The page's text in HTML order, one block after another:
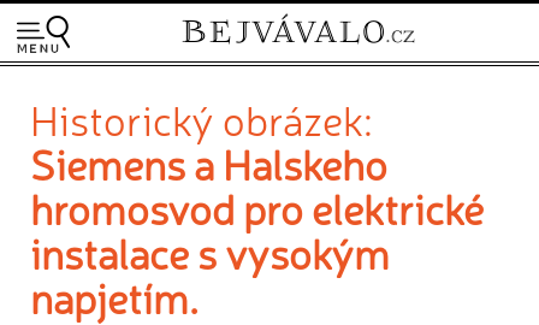
Historický obrázek:
Siemens a Halskeho
hromosvod pro elektrické
instalace s vysokým
napjetím.